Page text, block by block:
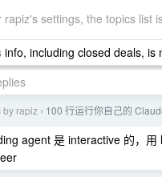
rapiz's settings, the topics list
info, including closed deals, is
by rapiz › 100 行运行你自己的
agent 是 interactive 的，用